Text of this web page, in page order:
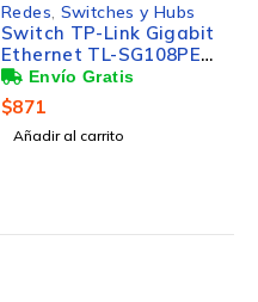
Redes Switches y Hubs
Switch TP-Link Gigabit
Ethernet TL-SG108PE
Easy Smart PoE, 8 Puertos
10/100/1000Mbps (4x PoE),
16 Gbit/s, 4000 entradas -
No Administrable
$871
Añadir al carrito